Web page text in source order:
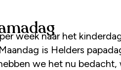
week naar het
is Helders
we het nu bedacht,